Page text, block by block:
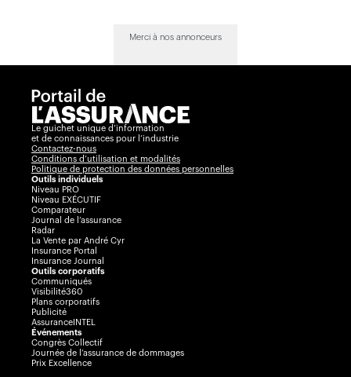
Merci à nos annonceurs
Le guichet unique d’information
et de connaissances pour l’industrie
Contactez-nous
Conditions d’utilisation et modalités
Politique de protection des données personnelles
Outils individuels
Niveau PRO
Niveau EXÉCUTIF
Comparateur
Journal de l’assurance
Radar
La Vente par André Cyr
Insurance Portal
Insurance Journal
Outils corporatifs
Communiqués
Visibilité360
Plans corporatifs
Publicité
AssuranceINTEL
Événements
Congrès Collectif
Journée de l’assurance de dommages
Prix Excellence